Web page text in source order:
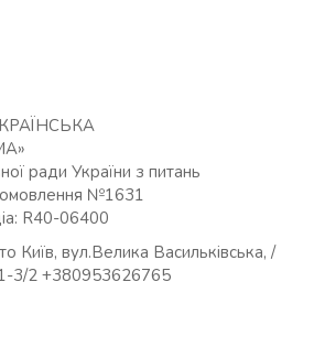
ради України з питань
№1631
R40-06400
Київ, вул.Велика Васильківська, /
3/2 +380953626765